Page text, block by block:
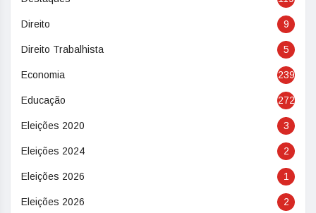
Direito 9
Direito Trabalhista 5
Economia 239
Educação 272
Eleições 2020 3
Eleições 2024 2
Eleições 2026 1
Eleições 2026 2